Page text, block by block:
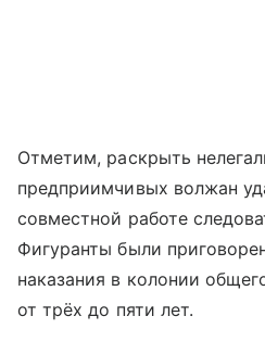
Отметим, раскрыть
предприимчивых волжан
совместной работе
Фигуранты были
наказания в колонии
от трёх до пяти лет.